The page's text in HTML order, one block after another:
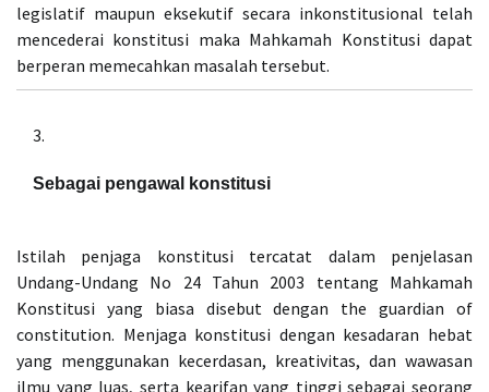
legislatif maupun eksekutif secara inkonstitusional telah
mencederai konstitusi maka Mahkamah Konstitusi dapat
berperan memecahkan masalah tersebut.
Sebagai pengawal konstitusi
Istilah penjaga konstitusi tercatat dalam penjelasan
Undang-Undang No 24 Tahun 2003 tentang Mahkamah
Konstitusi yang biasa disebut dengan the guardian of
constitution. Menjaga konstitusi dengan kesadaran hebat
yang menggunakan kecerdasan, kreativitas, dan wawasan
ilmu yang luas, serta kearifan yang tinggi sebagai seorang